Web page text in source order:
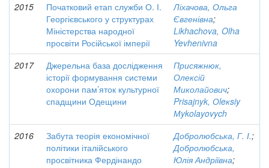
2015
Початковий етап служби О. І.
Георгієвського у структурах
Міністерства народної
просвіти Російської імперії
Ліхачова, Ольга
Євгенівна;
Likhachova, Olha
Yevhenivna
2017
Джерельна база дослідження
історії формування системи
охорони пам’яток культурної
спадщини Одещини
Присяжнюк,
Олексій
Миколайович;
Prisajnyk, Оleкsiy
Мykolayovych
2016
Забута теорія економічної
політики італійського
просвітника Фердінандо
Добролюбська, Г. І.;
Добролюбська,
Юлія Андріївна;